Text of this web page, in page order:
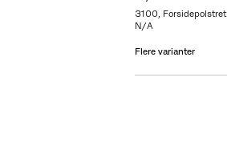
3100, Forsidepolstret
N/A
Flere varianter